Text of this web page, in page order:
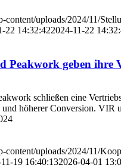
content/uploads/2024/11/
22 14:32:422024-11-22
Peakwork geben ihre
schließen eine
höherer Conversion. VIR
content/uploads/2024/11/
19 16:40:132026-04-01